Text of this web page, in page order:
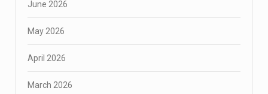
June 2026
May 2026
April 2026
March 2026